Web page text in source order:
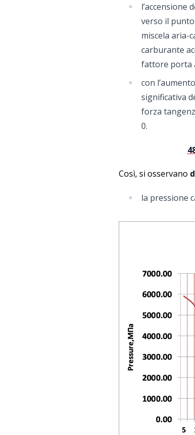
l’accensione
verso il
miscela aria-
carburante
fattore porta
con
significativa
forza
0.
Così, si osservano
la pressione